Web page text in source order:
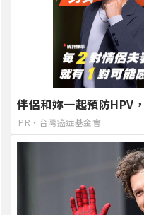
伴侶和妳一起預防HPV
PR・台灣癌症基金會